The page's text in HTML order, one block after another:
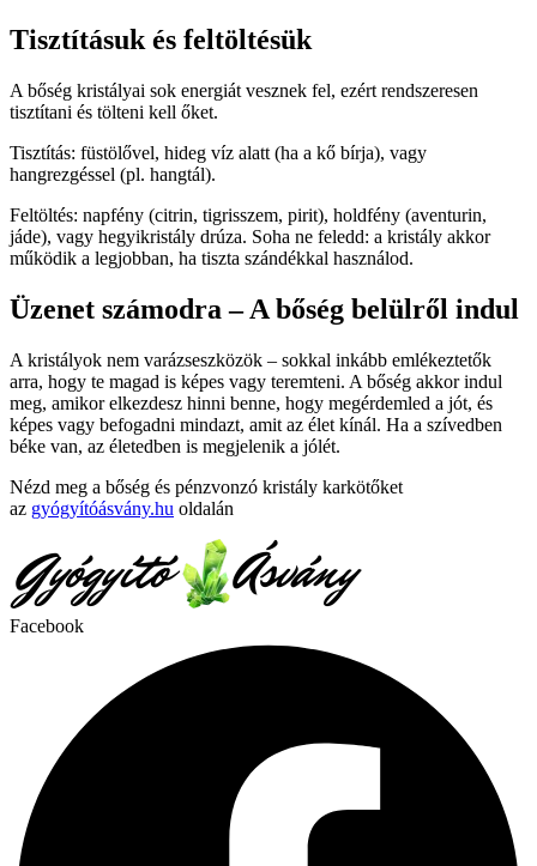
Tisztításuk és feltöltésük
A bőség kristályai sok energiát vesznek fel, ezért rendszeresen
tisztítani és tölteni kell őket.
Tisztítás: füstölővel, hideg víz alatt (ha a kő bírja), vagy
hangrezgéssel (pl. hangtál).
Feltöltés: napfény (citrin, tigrisszem, pirit), holdfény (aventurin,
jáde), vagy hegyikristály drúza. Soha ne feledd: a kristály akkor
működik a legjobban, ha tiszta szándékkal használod.
Üzenet számodra – A bőség belülről indul
A kristályok nem varázseszközök – sokkal inkább emlékeztetők
arra, hogy te magad is képes vagy teremteni. A bőség akkor indul
meg, amikor elkezdesz hinni benne, hogy megérdemled a jót, és
képes vagy befogadni mindazt, amit az élet kínál. Ha a szívedben
béke van, az életedben is megjelenik a jólét.
Nézd meg a bőség és pénzvonzó kristály karkötőket
az gyógyítóásvány.hu oldalán
Facebook